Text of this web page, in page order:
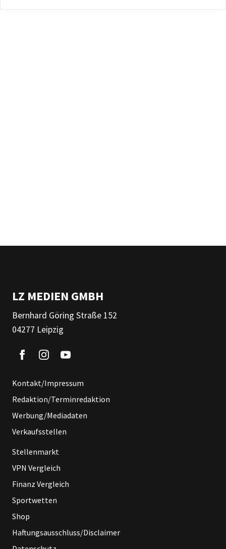
LZ MEDIEN GMBH
Bernhard Göring Straße 152
04277 Leipzig
Kontakt/Impressum
Redaktion/Terminredaktion
Werbung/Mediadaten
Verkaufsstellen
Stellenmarkt
VPN Vergleich
Finanz Vergleich
Sportwetten
Shop
Haftungsausschluss/Disclaimer